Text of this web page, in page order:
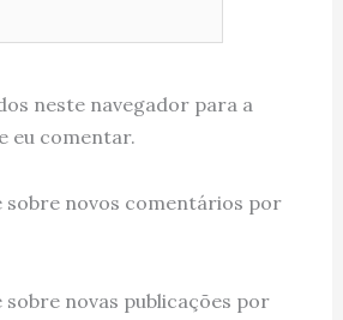
neste navegador para a
eu comentar.
novos comentários por
novas publicações por